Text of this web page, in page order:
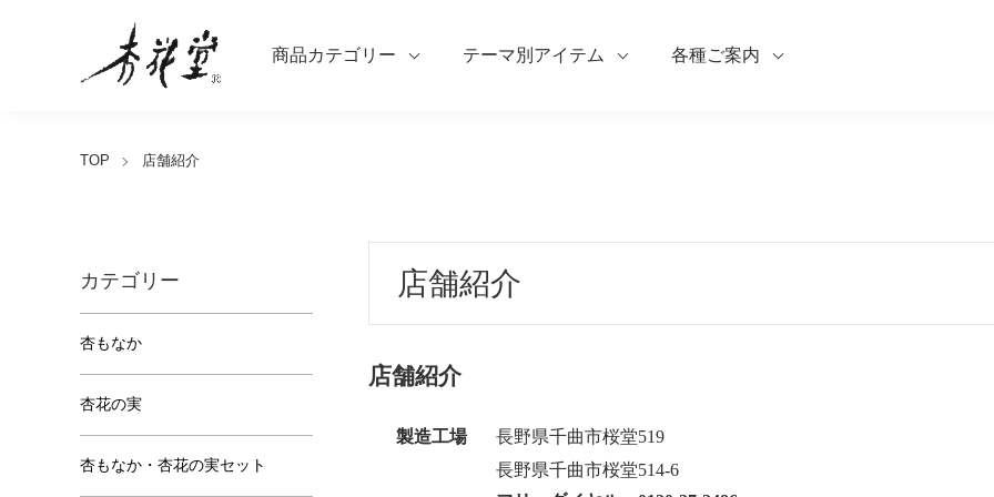
商品カテゴリー テーマ別アイテム 各種ご案内
TOP 店舗紹介
店舗紹介
店舗紹介
製造工場
長野県千曲市桜堂519
長野県千曲市桜堂514-6
カテゴリー
杏もなか
杏花の実
杏もなか・杏花の実セット